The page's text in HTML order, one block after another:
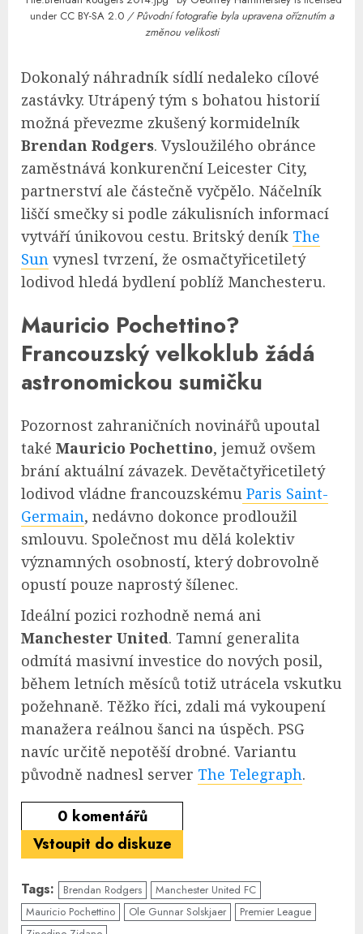
under CC BY-SA 2.0 / Původní fotografie byla upravena oříznutím a
změnou velikosti
Dokonalý náhradník sídlí nedaleko cílové
zastávky. Utrápený tým s bohatou historií
možná převezme zkušený kormidelník
Brendan Rodgers. Vysloužilého obránce
zaměstnává konkurenční Leicester City,
partnerství ale částečně vyčpělo. Náčelník
liščí smečky si podle zákulisních informací
vytváří únikovou cestu. Britský deník The
Sun vynesl tvrzení, že osmačtyřicetiletý
lodivod hledá bydlení poblíž Manchesteru.
Mauricio Pochettino?
Francouzský velkoklub žádá
astronomickou sumičku
Pozornost zahraničních novinářů upoutal
také Mauricio Pochettino, jemuž ovšem
brání aktuální závazek. Devětačtyřicetiletý
lodivod vládne francouzskému Paris Saint-
Germain, nedávno dokonce prodloužil
smlouvu. Společnost mu dělá kolektiv
významných osobností, který dobrovolně
opustí pouze naprostý šílenec.
Ideální pozici rozhodně nemá ani
Manchester United. Tamní generalita
odmítá masivní investice do nových posil,
během letních měsíců totiž utrácela vskutku
požehnaně. Těžko říci, zdali má vykoupení
manažera reálnou šanci na úspěch. PSG
navíc určitě nepotěší drobné. Variantu
původně nadnesl server The Telegraph.
0 komentářů
Vstoupit do diskuze
Tags: Brendan Rodgers
Manchester United FC
Mauricio Pochettino
Ole Gunnar Solskjaer
Premier League